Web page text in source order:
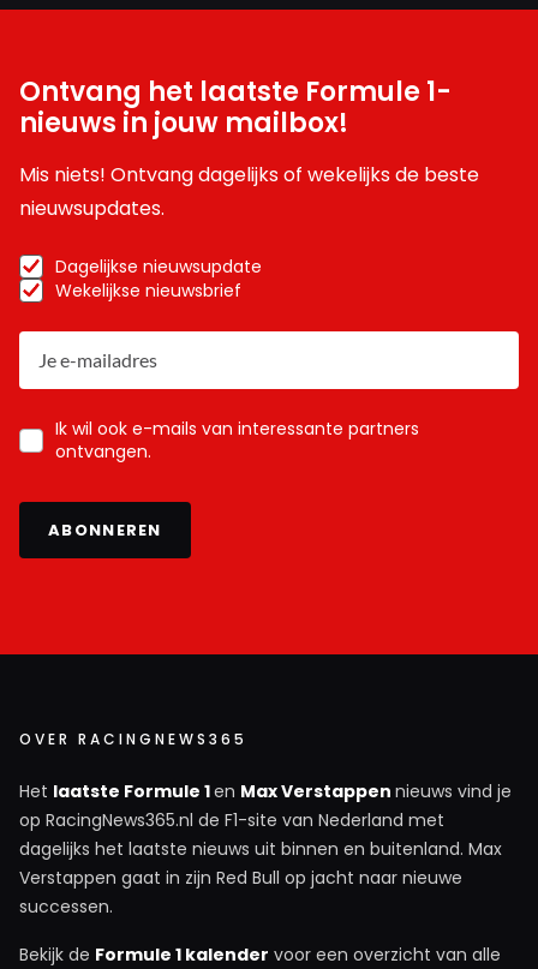
Ontvang het laatste Formule 1-
nieuws in jouw mailbox!
Mis niets! Ontvang dagelijks of wekelijks de beste
nieuwsupdates.
Dagelijkse nieuwsupdate
Wekelijkse nieuwsbrief
Ik wil ook e-mails van interessante partners
ontvangen.
ABONNEREN
OVER RACINGNEWS365
Het laatste Formule 1en Max Verstappen nieuws vind je
op RacingNews365.nl de F1-site van Nederland met
dagelijks het laatste nieuws uit binnen en buitenland. Max
Verstappen gaat in zijn Red Bull op jacht naar nieuwe
successen.
Bekijk de Formule 1 kalender voor een overzicht van alle